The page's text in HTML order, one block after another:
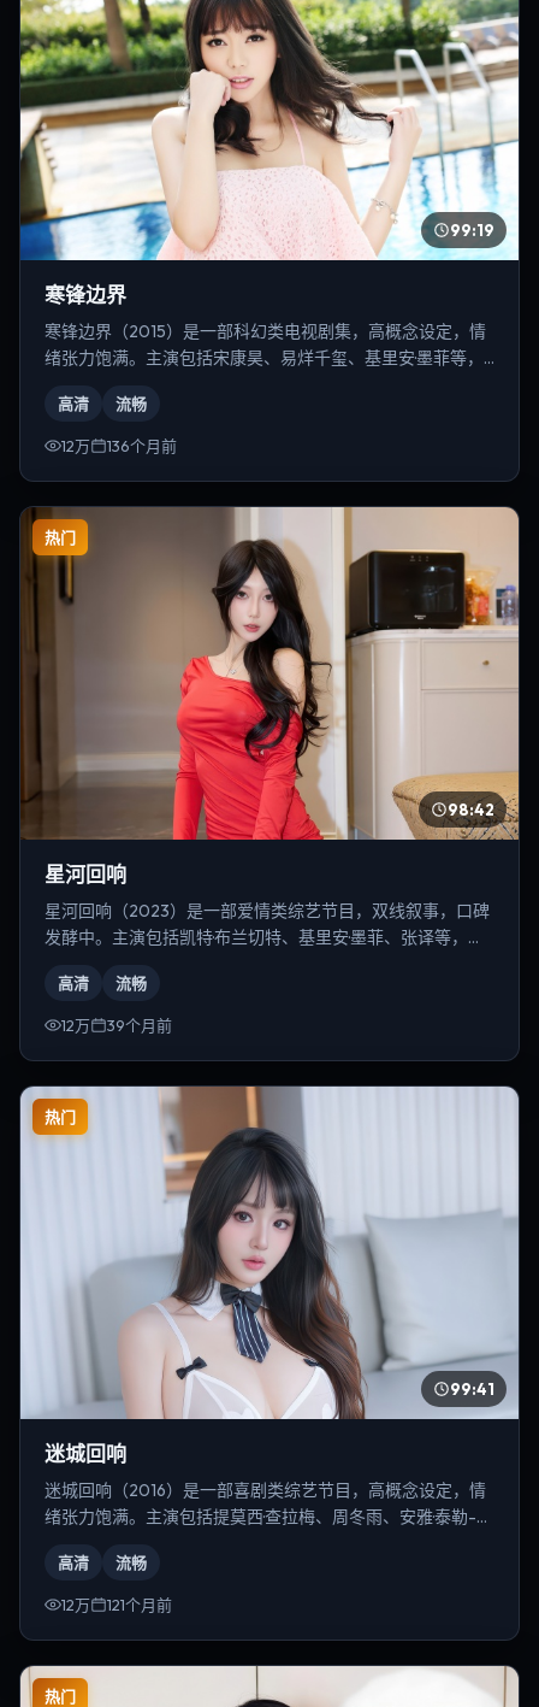
99:19
寒锋边界
寒锋边界（2015）是一部科幻类电视剧集，高概念设定，情
绪张力饱满。主演包括宋康昊、易烊千玺、基里安·墨菲等，
高清 流畅
12万 136个月前
热门
98:42
星河回响
星河回响（2023）是一部爱情类综艺节目，双线叙事，口碑
发酵中。主演包括凯特·布兰切特、基里安·墨菲、张译等，导
高清 流畅
12万 39个月前
热门
99:41
迷城回响
迷城回响（2016）是一部喜剧类综艺节目，高概念设定，情
绪张力饱满。主演包括提莫西·查拉梅、周冬雨、安雅·泰勒-乔
高清 流畅
12万 121个月前
热门